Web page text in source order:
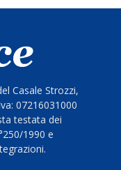
Casale Strozzi,
07216031000
testata dei
1990 e